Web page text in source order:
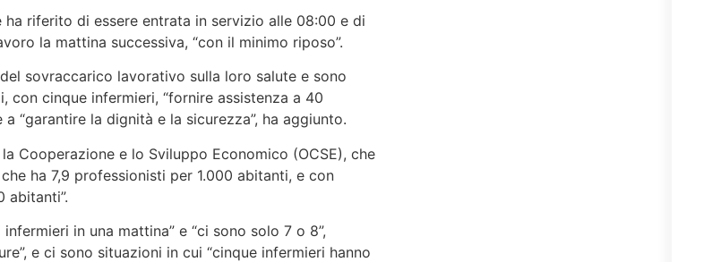
riferito di essere entrata in servizio alle 08:00 e di
la mattina successiva, “con il minimo riposo”.
sovraccarico lavorativo sulla loro salute e sono
cinque infermieri, “fornire assistenza a 40
“garantire la dignità e la sicurezza”, ha aggiunto.
Cooperazione e lo Sviluppo Economico (OCSE), che
ha 7,9 professionisti per 1.000 abitanti, e con
abitanti”.
in una mattina” e “ci sono solo 7 o 8”,
e ci sono situazioni in cui “cinque infermieri hanno